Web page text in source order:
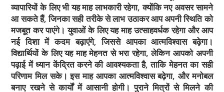
व्यापारियों के लिए भी यह माह लाभकारी रहेगा, क्योंकि नए अवसर सामने
आ सकते हैं, जिनका सही तरीके से लाभ उठाकर आप अपनी स्थिति को
मजबूत कर पाएंगे। युवाओं के लिए यह माह उत्साहवर्धक रहेगा और आप
नई दिशा में कदम बढ़ाएंगे, जिससे आपका आत्मविश्वास बढ़ेगा।
विद्यार्थियों के लिए यह माह मेहनत से भरा रहेगा, लेकिन आपको अपनी
पढ़ाई में ध्यान केंद्रित करने की आवश्यकता है, ताकि मेहनत का सही
परिणाम मिल सके। इस माह आपका आत्मविश्वास बढ़ेगा, और मनोबल
बनाए रखने से कार्यों में आसानी होगी। पुराने मित्रों से मिलने की